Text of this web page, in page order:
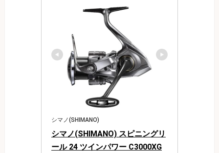
シマノ(SHIMANO)
シマノ(SHIMANO) スピニングリ
ール 24 ツインパワー C3000XG